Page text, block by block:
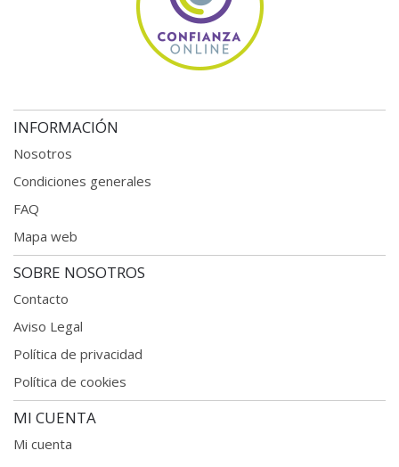
INFORMACIÓN
Nosotros
Condiciones generales
FAQ
Mapa web
SOBRE NOSOTROS
Contacto
Aviso Legal
Política de privacidad
Política de cookies
MI CUENTA
Mi cuenta